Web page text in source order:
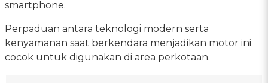
smartphone.
Perpaduan antara teknologi modern serta
kenyamanan saat berkendara menjadikan motor ini
cocok untuk digunakan di area perkotaan.